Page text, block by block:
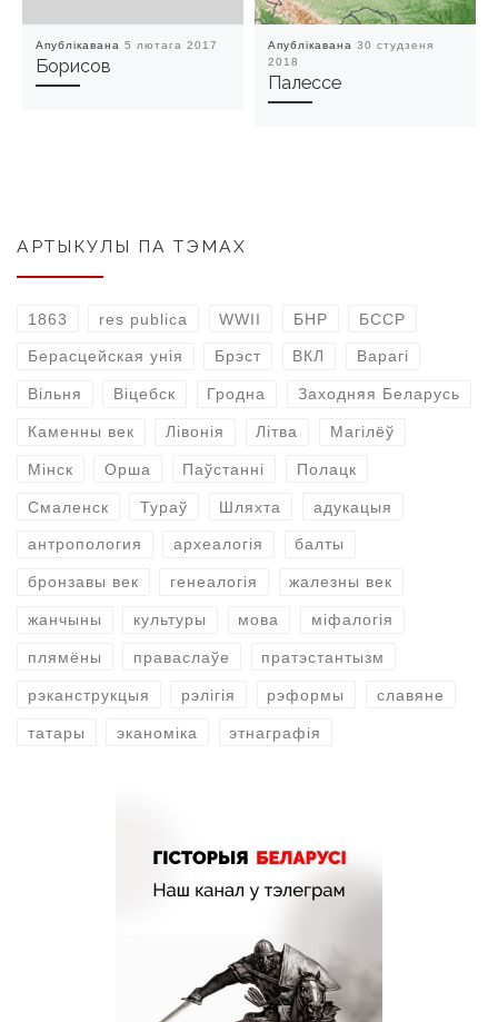
Апублікавана 5 лютага 2017
Борисов
Апублікавана 30 студзеня
2018
Палессе
АРТЫКУЛЫ ПА ТЭМАХ
1863 res publica WWII БНР БССР
Берасцейская унія Брэст ВКЛ Варагі
Вільня Віцебск Гродна Заходняя Беларусь
Каменны век Лівонія Літва Магілёў
Мінск Орша Паўстанні Полацк
Смаленск Тураў Шляхта адукацыя
антропология археалогія балты
бронзавы век генеалогія жалезны век
жанчыны культуры мова міфалогія
плямёны праваслаўе пратэстантызм
рэканструкцыя рэлігія рэформы славяне
татары эканоміка этнаграфія